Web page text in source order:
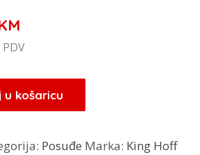
cijena
2,55 KM.
u košaricu
Posuđe Marka: King Hoff